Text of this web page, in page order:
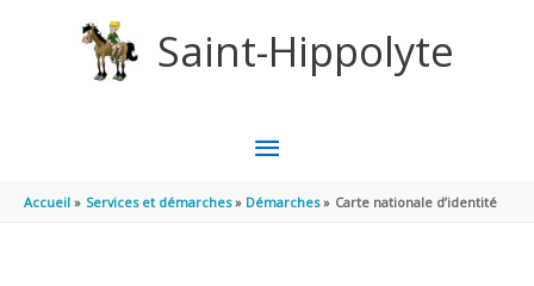
Saint-Hippolyte
MENU
PRINCIPAL
Accueil Services et démarches Démarches Carte nationale d’identité